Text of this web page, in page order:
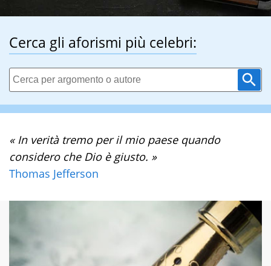
Cerca gli aforismi più celebri:
« In verità tremo per il mio paese quando
considero che Dio è giusto. »
Thomas Jefferson